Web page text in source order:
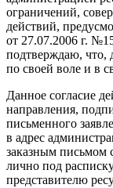
ограничений,
действий,
от 27.07.2006 г.
подтверждаю, что,
по своей воле и в
Данное согласие
направления,
письменного
в адрес
заказным письмом
лично под
представителю